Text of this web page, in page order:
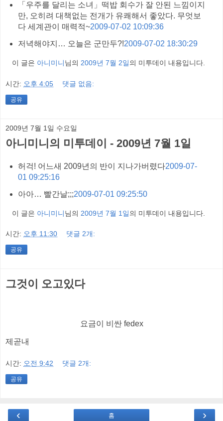
「우주를 달리는 소녀」떡밥 회수가 잘 안된 느낌이지
만, 오히려 대책없는 전개가 유쾌해서 좋았다. 무엇보
다 세계관이 매력적~2009-07-02 10:09:36
저녁해야지… 오늘은 군만두?!2009-07-02 18:30:29
이 글은 아니미니님의 2009년 7월 2일의 미투데이 내용입니다.
시간: 오후 4:05 댓글 없음:
공유
2009년 7월 1일 수요일
아니미니의 미투데이 - 2009년 7월 1일
허걱! 어느새 2009년의 반이 지나가버렸다2009-07-
01 09:25:16
아아… 빨간날;;;2009-07-01 09:25:50
이 글은 아니미니님의 2009년 7월 1일의 미투데이 내용입니다.
시간: 오후 11:30 댓글 2개:
공유
그것이 오고있다
요금이 비싼 fedex
제곧내
시간: 오전 9:42 댓글 2개:
공유
‹ ›
홈